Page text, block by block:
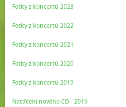
Fotky z koncertů 2023
Fotky z koncertů 2022
Fotky z koncertů 2021
Fotky z koncertů 2020
Fotky z koncertů 2019
Natáčení nového CD - 2019